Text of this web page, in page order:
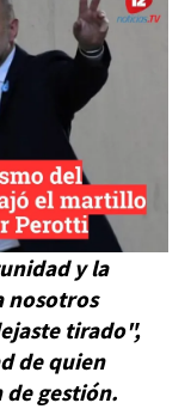
y la
nosotros
tirado",
de quien
de gestión.